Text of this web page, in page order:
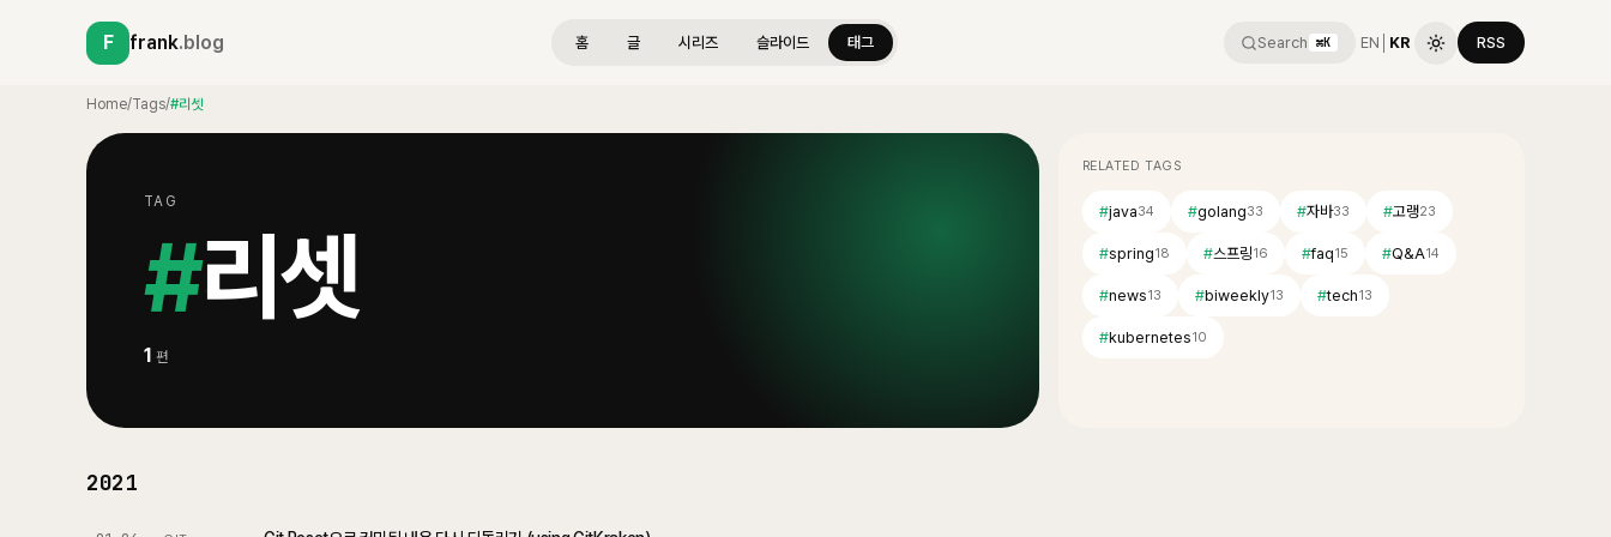
F frank.blog 홈 글 시리즈 슬라이드 태그 Search ⌘K EN KR RSS
Home/Tags/#리셋
TAG
#리셋
1 편
RELATED TAGS
#java34 #golang33 #자바33 #고랭23
#spring18 #스프링16 #faq15 #Q&A14
#news13 #biweekly13 #tech13
#kubernetes10
2021